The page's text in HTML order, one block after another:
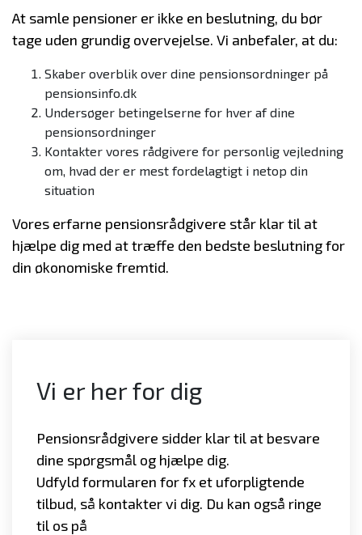
At samle pensioner er ikke en beslutning, du bør
tage uden grundig overvejelse. Vi anbefaler, at du:
Skaber overblik over dine pensionsordninger på
pensionsinfo.dk
Undersøger betingelserne for hver af dine
pensionsordninger
Kontakter vores rådgivere for personlig vejledning
om, hvad der er mest fordelagtigt i netop din
situation
Vores erfarne pensionsrådgivere står klar til at
hjælpe dig med at træffe den bedste beslutning for
din økonomiske fremtid.
Vi er her for dig
Pensionsrådgivere sidder klar til at besvare
dine spørgsmål og hjælpe dig.
Udfyld formularen for fx et uforpligtende
tilbud, så kontakter vi dig. Du kan også ringe
til os på